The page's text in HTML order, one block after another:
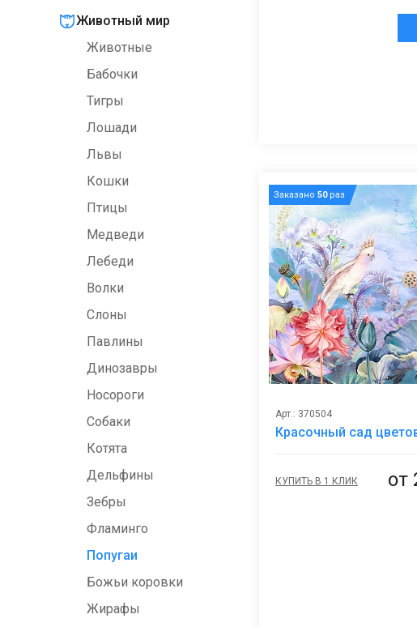
Животный мир
Животные
Бабочки
Тигры
Лошади
Львы
Кошки
Птицы
Медведи
Лебеди
Волки
Слоны
Павлины
Динозавры
Носороги
Собаки
Котята
Дельфины
Зебры
Фламинго
Попугаи
Божьи коровки
Жирафы
Заказано 50раз
Арт.: 370504
Красочный сад
КУПИТЬ В 1 КЛИК от